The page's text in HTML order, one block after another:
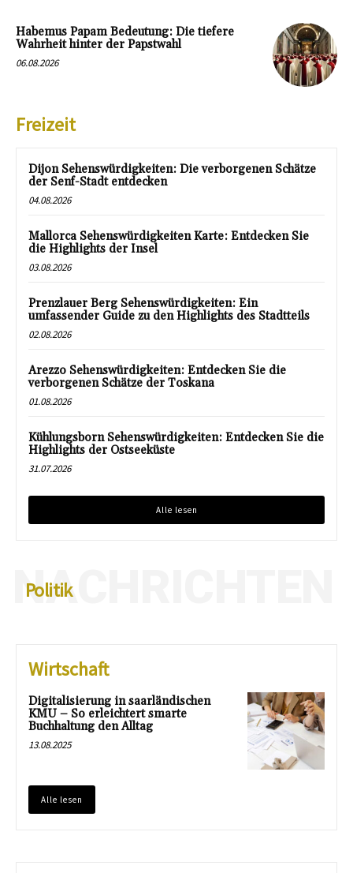
Habemus Papam Bedeutung: Die tiefere
Wahrheit hinter der Papstwahl
06.08.2026
Freizeit
Dijon Sehenswürdigkeiten: Die verborgenen Schätze
der Senf-Stadt entdecken
04.08.2026
Mallorca Sehenswürdigkeiten Karte: Entdecken Sie
die Highlights der Insel
03.08.2026
Prenzlauer Berg Sehenswürdigkeiten: Ein
umfassender Guide zu den Highlights des Stadtteils
02.08.2026
Arezzo Sehenswürdigkeiten: Entdecken Sie die
verborgenen Schätze der Toskana
01.08.2026
Kühlungsborn Sehenswürdigkeiten: Entdecken Sie die
Highlights der Ostseeküste
31.07.2026
Alle lesen
Politik
NACHRICHTEN
Wirtschaft
Digitalisierung in saarländischen
KMU – So erleichtert smarte
Buchhaltung den Alltag
13.08.2025
Alle lesen